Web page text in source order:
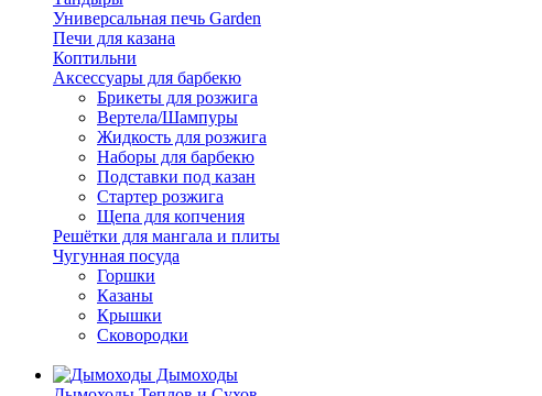
Универсальная печь Garden
Печи для казана
Коптильни
Аксессуары для барбекю
Брикеты для розжига
Вертела/Шампуры
Жидкость для розжига
Наборы для барбекю
Подставки под казан
Стартер розжига
Щепа для копчения
Решётки для мангала и плиты
Чугунная посуда
Горшки
Казаны
Крышки
Сковородки
Дымоходы